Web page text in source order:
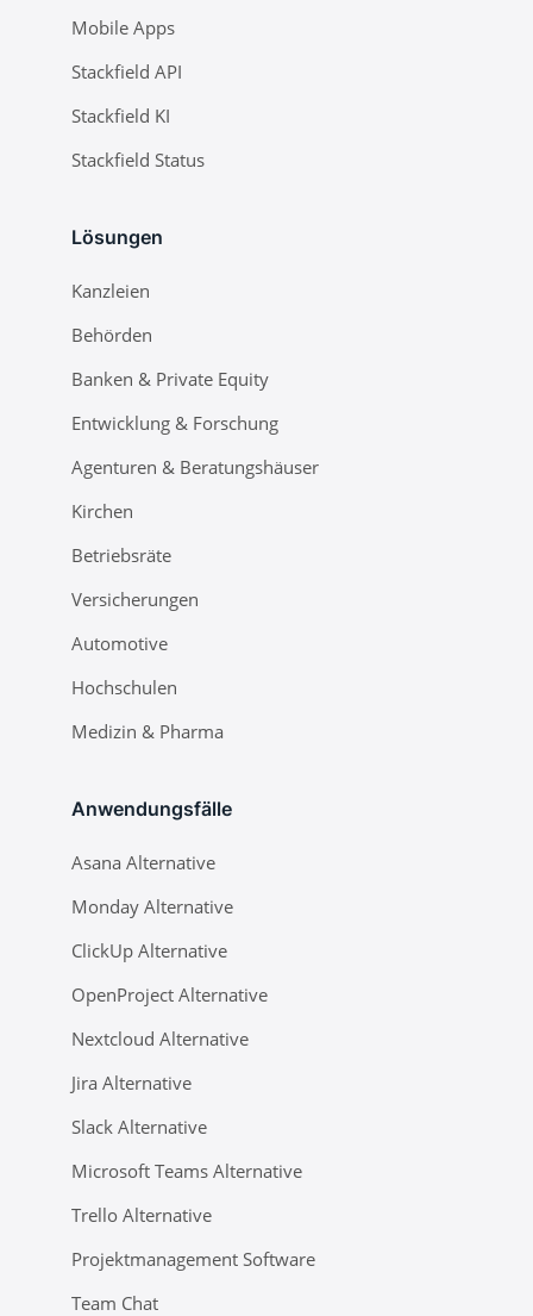
Mobile Apps
Stackfield API
Stackfield KI
Stackfield Status
Lösungen
Kanzleien
Behörden
Banken & Private Equity
Entwicklung & Forschung
Agenturen & Beratungshäuser
Kirchen
Betriebsräte
Versicherungen
Automotive
Hochschulen
Medizin & Pharma
Anwendungsfälle
Asana Alternative
Monday Alternative
ClickUp Alternative
OpenProject Alternative
Nextcloud Alternative
Jira Alternative
Slack Alternative
Microsoft Teams Alternative
Trello Alternative
Projektmanagement Software
Team Chat